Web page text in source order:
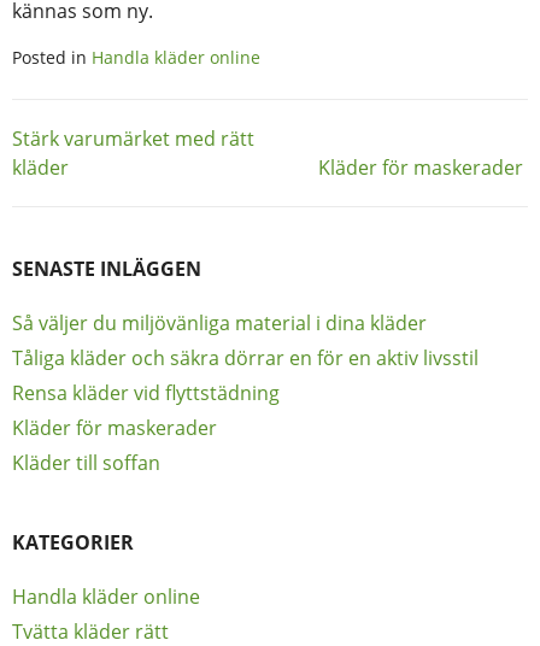
kännas som ny.
Posted in Handla kläder online
Inläggsnavigering
Stärk varumärket med rätt
kläder
Kläder för maskerader
SENASTE INLÄGGEN
Så väljer du miljövänliga material i dina kläder
Tåliga kläder och säkra dörrar en för en aktiv livsstil
Rensa kläder vid flyttstädning
Kläder för maskerader
Kläder till soffan
KATEGORIER
Handla kläder online
Tvätta kläder rätt